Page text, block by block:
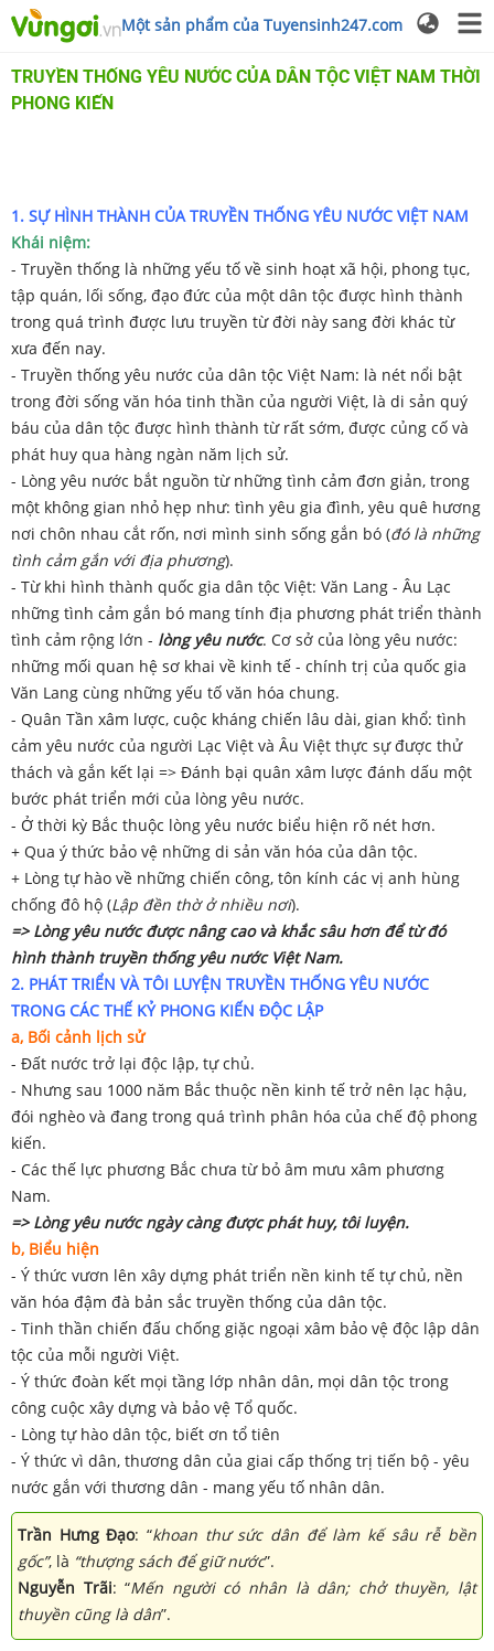
Một sản phẩm của Tuyensinh247.com
TRUYỀN THỐNG YÊU NƯỚC CỦA DÂN TỘC VIỆT NAM THỜI
PHONG KIẾN
1. SỰ HÌNH THÀNH CỦA TRUYỀN THỐNG YÊU NƯỚC VIỆT NAM
Khái niệm:
- Truyền thống là những yếu tố về sinh hoạt xã hội, phong tục,
tập quán, lối sống, đạo đức của một dân tộc được hình thành
trong quá trình được lưu truyền từ đời này sang đời khác từ
xưa đến nay.
- Truyền thống yêu nước của dân tộc Việt Nam: là nét nổi bật
trong đời sống văn hóa tinh thần của người Việt, là di sản quý
báu của dân tộc được hình thành từ rất sớm, được củng cố và
phát huy qua hàng ngàn năm lịch sử.
- Lòng yêu nước bắt nguồn từ những tình cảm đơn giản, trong
một không gian nhỏ hẹp như: tình yêu gia đình, yêu quê hương
nơi chôn nhau cắt rốn, nơi mình sinh sống gắn bó (đó là những
tình cảm gắn với địa phương).
- Từ khi hình thành quốc gia dân tộc Việt: Văn Lang - Âu Lạc
những tình cảm gắn bó mang tính địa phương phát triển thành
tình cảm rộng lớn - lòng yêu nước. Cơ sở của lòng yêu nước:
những mối quan hệ sơ khai về kinh tế - chính trị của quốc gia
Văn Lang cùng những yếu tố văn hóa chung.
- Quân Tần xâm lược, cuộc kháng chiến lâu dài, gian khổ: tình
cảm yêu nước của người Lạc Việt và Âu Việt thực sự được thử
thách và gắn kết lại => Đánh bại quân xâm lược đánh dấu một
bước phát triển mới của lòng yêu nước.
- Ở thời kỳ Bắc thuộc lòng yêu nước biểu hiện rõ nét hơn.
+ Qua ý thức bảo vệ những di sản văn hóa của dân tộc.
+ Lòng tự hào về những chiến công, tôn kính các vị anh hùng
chống đô hộ (Lập đền thờ ở nhiều nơi).
=> Lòng yêu nước được nâng cao và khắc sâu hơn để từ đó
hình thành truyền thống yêu nước Việt Nam.
2. PHÁT TRIỂN VÀ TÔI LUYỆN TRUYỀN THỐNG YÊU NƯỚC
TRONG CÁC THẾ KỶ PHONG KIẾN ĐỘC LẬP
a, Bối cảnh lịch sử
- Đất nước trở lại độc lập, tự chủ.
- Nhưng sau 1000 năm Bắc thuộc nền kinh tế trở nên lạc hậu,
đói nghèo và đang trong quá trình phân hóa của chế độ phong
kiến.
- Các thế lực phương Bắc chưa từ bỏ âm mưu xâm phương
Nam.
=> Lòng yêu nước ngày càng được phát huy, tôi luyện.
b, Biểu hiện
- Ý thức vươn lên xây dựng phát triển nền kinh tế tự chủ, nền
văn hóa đậm đà bản sắc truyền thống của dân tộc.
- Tinh thần chiến đấu chống giặc ngoại xâm bảo vệ độc lập dân
tộc của mỗi người Việt.
- Ý thức đoàn kết mọi tầng lớp nhân dân, mọi dân tộc trong
công cuộc xây dựng và bảo vệ Tổ quốc.
- Lòng tự hào dân tộc, biết ơn tổ tiên
- Ý thức vì dân, thương dân của giai cấp thống trị tiến bộ - yêu
nước gắn với thương dân - mang yếu tố nhân dân.
Trần Hưng Đạo: “khoan thư sức dân để làm kế sâu rễ bền
gốc”, là “thượng sách để giữ nước”.
Nguyễn Trãi: “Mến người có nhân là dân; chở thuyền, lật
thuyền cũng là dân”.